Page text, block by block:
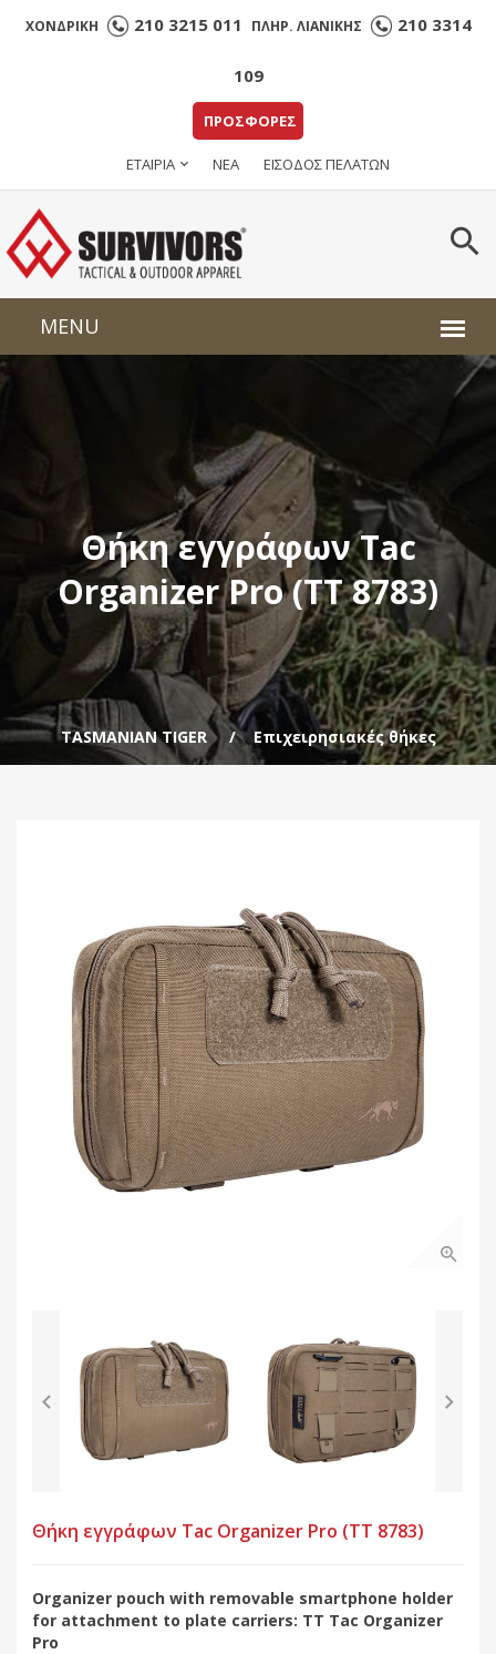
ΧΟΝΔΡΙΚΗ 210 3215 011 ΠΛΗΡ. ΛΙΑΝΙΚΗΣ 210 3314
109
ΠΡΟΣΦΟΡΕΣ
ΕΤΑΙΡΙΑ ΝΕΑ ΕΙΣΟΔΟΣ ΠΕΛΑΤΩΝ
Θήκη εγγράφων Tac
Organizer Pro (TT 8783)
TASMANIAN TIGER Επιχειρησιακές θήκες
Θήκη εγγράφων Tac Organizer Pro (TT 8783)
Organizer pouch with removable smartphone holder
for attachment to plate carriers: TT Tac Organizer
Pro